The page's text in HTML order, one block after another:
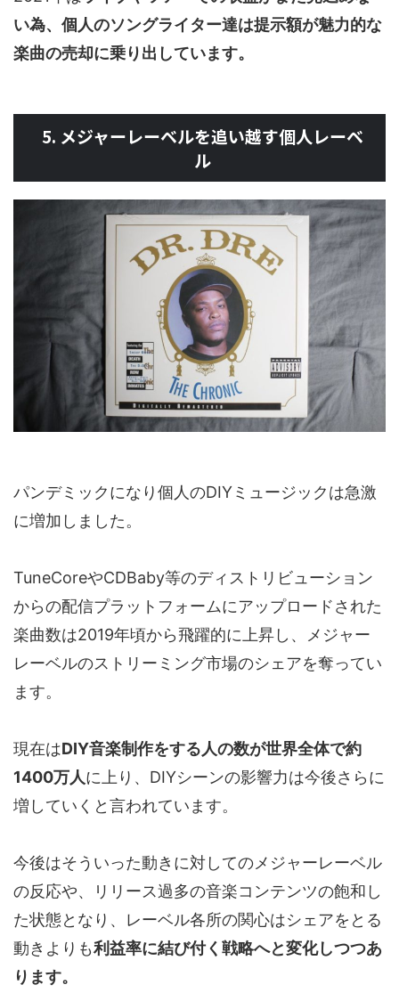
い為、個人のソングライター達は提示額が魅力的な
楽曲の売却に乗り出しています。
5. メジャーレーベルを追い越す個人レーベ
ル
パンデミックになり個人のDIYミュージックは急激
に増加しました。
TuneCoreやCDBaby等のディストリビューション
からの配信プラットフォームにアップロードされた
楽曲数は2019年頃から飛躍的に上昇し、メジャー
レーベルのストリーミング市場のシェアを奪ってい
ます。
現在はDIY音楽制作をする人の数が世界全体で約
1400万人に上り、DIYシーンの影響力は今後さらに
増していくと言われています。
今後はそういった動きに対してのメジャーレーベル
の反応や、リリース過多の音楽コンテンツの飽和し
た状態となり、レーベル各所の関心はシェアをとる
動きよりも利益率に結び付く戦略へと変化しつつあ
ります。